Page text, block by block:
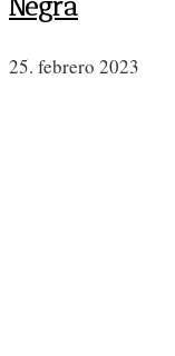
25. febrero 2023